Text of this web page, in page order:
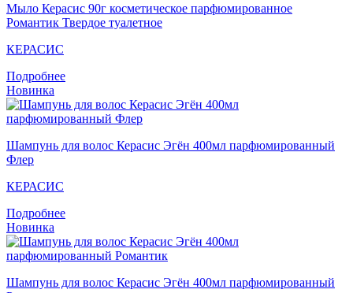
Мыло Кераcис 90г косметическое парфюмированное
Романтик Твердое туалетное
КЕРАСИС
Подробнее
Новинка
Шампунь для волос Кераcис Эгён 400мл парфюмированный
Флер
КЕРАСИС
Подробнее
Новинка
Шампунь для волос Кераcис Эгён 400мл парфюмированный